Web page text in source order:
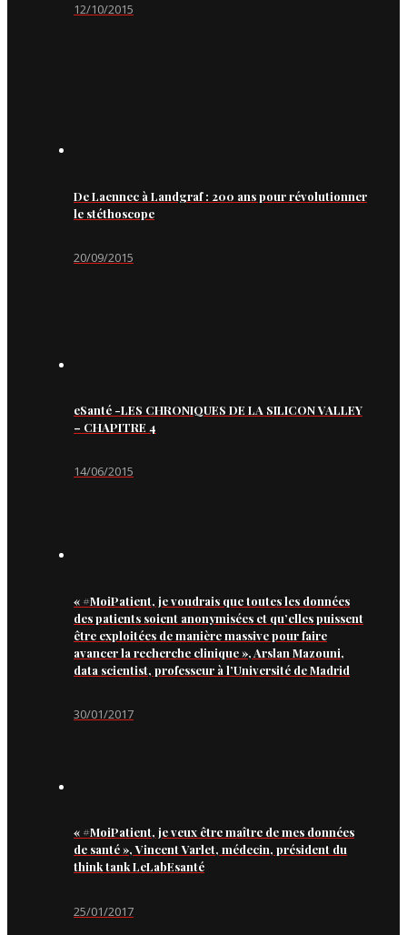
12/10/2015
De Laennec à Landgraf : 200 ans pour révolutionner
le stéthoscope
20/09/2015
eSanté -LES CHRONIQUES DE LA SILICON VALLEY
– CHAPITRE 4
14/06/2015
« #MoiPatient, je voudrais que toutes les données
des patients soient anonymisées et qu’elles puissent
être exploitées de manière massive pour faire
avancer la recherche clinique », Arslan Mazouni,
data scientist, professeur à l’Université de Madrid
30/01/2017
« #MoiPatient, je veux être maître de mes données
de santé », Vincent Varlet, médecin, président du
think tank LeLabEsanté
25/01/2017